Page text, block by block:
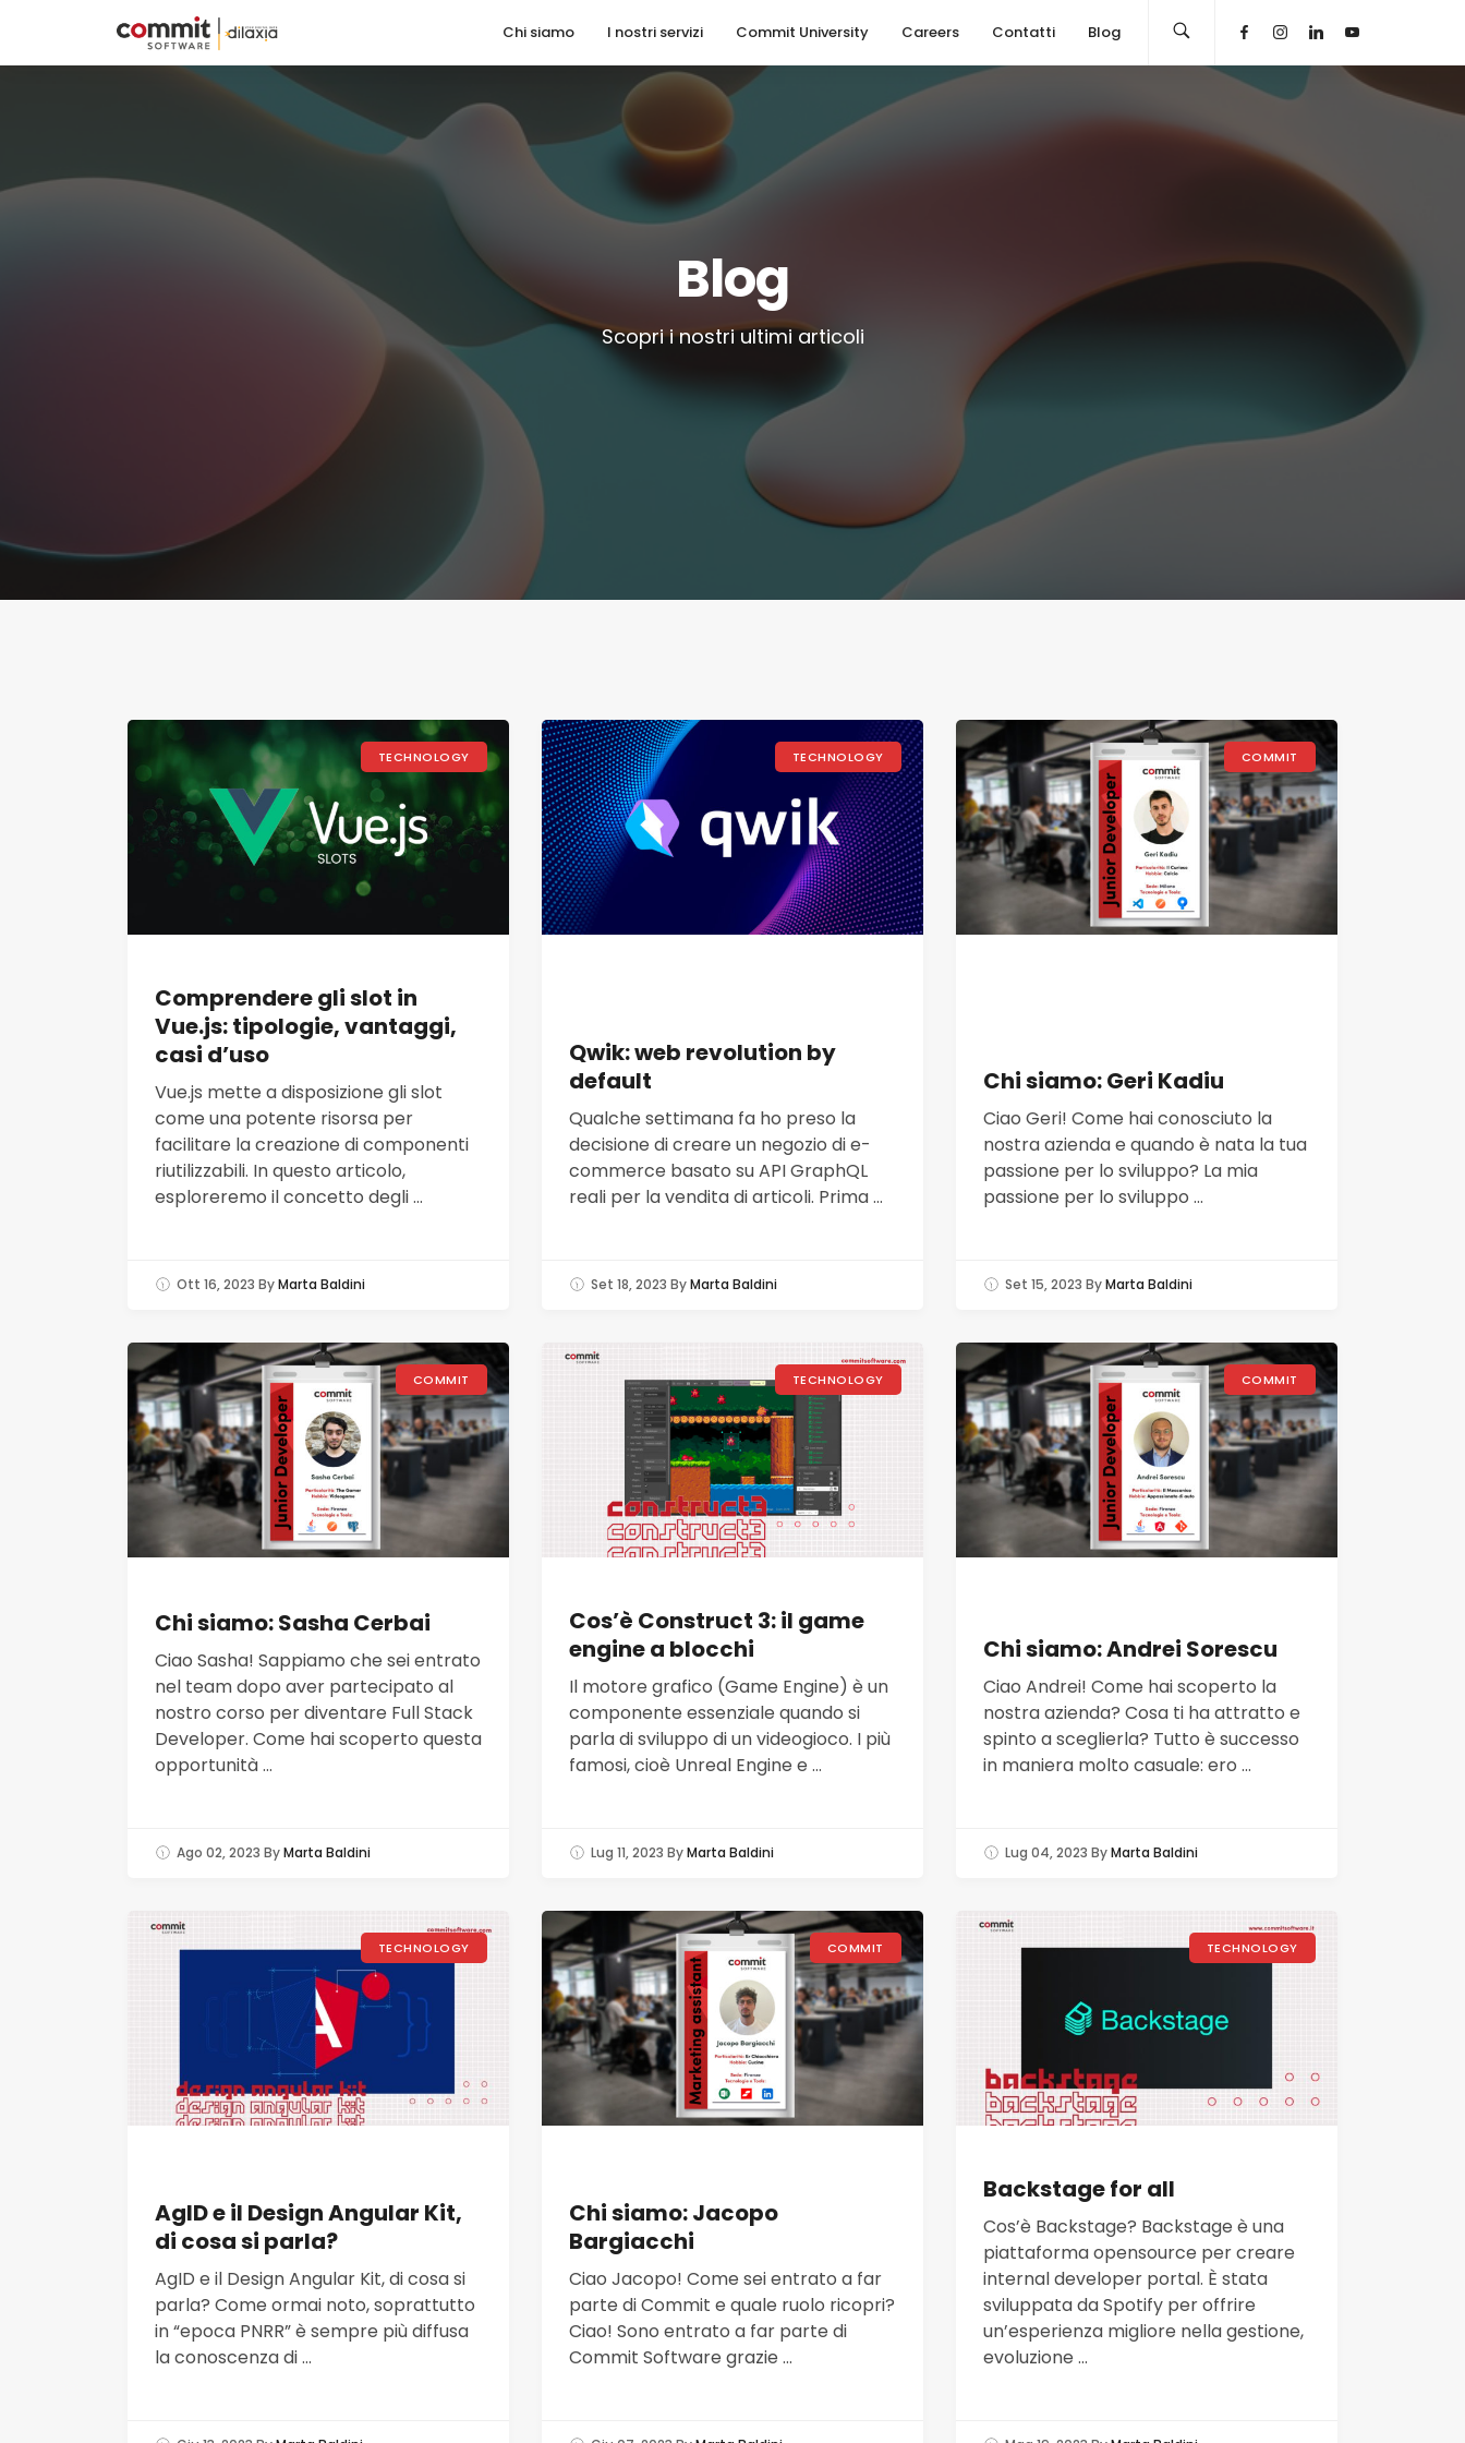
Chi siamo I nostri servizi Commit University Careers Contatti Blog
Blog
Scopri i nostri ultimi articoli
TECHNOLOGY
Comprendere gli slot in
Vue.js: tipologie, vantaggi,
casi d’uso
Vue.js mette a disposizione gli slot
come una potente risorsa per
facilitare la creazione di componenti
riutilizzabili. In questo articolo,
esploreremo il concetto degli ...
Ott 16, 2023 ByMarta Baldini
TECHNOLOGY
Qwik: web revolution by
default
Qualche settimana fa ho preso la
decisione di creare un negozio di e-
commerce basato su API GraphQL
reali per la vendita di articoli. Prima ...
Set 18, 2023 ByMarta Baldini
COMMIT
Chi siamo: Geri Kadiu
Ciao Geri! Come hai conosciuto la
nostra azienda e quando è nata la tua
passione per lo sviluppo? La mia
passione per lo sviluppo ...
Set 15, 2023 ByMarta Baldini
COMMIT
Chi siamo: Sasha Cerbai
Ciao Sasha! Sappiamo che sei entrato
nel team dopo aver partecipato al
nostro corso per diventare Full Stack
Developer. Come hai scoperto questa
opportunità ...
Ago 02, 2023 ByMarta Baldini
TECHNOLOGY
Cos’è Construct 3: il game
engine a blocchi
Il motore grafico (Game Engine) è un
componente essenziale quando si
parla di sviluppo di un videogioco. I più
famosi, cioè Unreal Engine e ...
Lug 11, 2023 ByMarta Baldini
COMMIT
Chi siamo: Andrei Sorescu
Ciao Andrei! Come hai scoperto la
nostra azienda? Cosa ti ha attratto e
spinto a sceglierla? Tutto è successo
in maniera molto casuale: ero ...
Lug 04, 2023 ByMarta Baldini
TECHNOLOGY
AgID e il Design Angular Kit,
di cosa si parla?
AgID e il Design Angular Kit, di cosa si
parla? Come ormai noto, soprattutto
in “epoca PNRR” è sempre più diffusa
la conoscenza di ...
COMMIT
Chi siamo: Jacopo
Bargiacchi
Ciao Jacopo! Come sei entrato a far
parte di Commit e quale ruolo ricopri?
Ciao! Sono entrato a far parte di
Commit Software grazie ...
TECHNOLOGY
Backstage for all
Cos’è Backstage? Backstage è una
piattaforma opensource per creare
internal developer portal. È stata
sviluppata da Spotify per offrire
un’esperienza migliore nella gestione,
evoluzione ...